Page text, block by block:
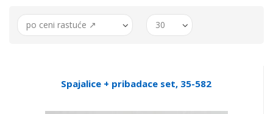
po ceni rastuće ↗ 30
Spajalice + pribadace set, 35-582